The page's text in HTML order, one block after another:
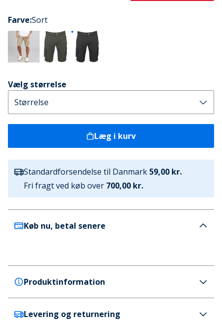
Farve:Sort
Vælg størrelse
Læg i kurv
Standardforsendelse til Danmark 59,00 kr.
Fri fragt ved køb over 700,00 kr.
Køb nu, betal senere
Produktinformation
Indicode
Levering og returnering